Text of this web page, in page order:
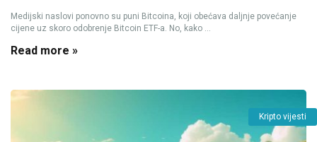
Medijski naslovi ponovno su puni Bitcoina, koji obećava daljnje povećanje
cijene uz skoro odobrenje Bitcoin ETF-a. No, kako ...
Read more »
Kripto vijesti